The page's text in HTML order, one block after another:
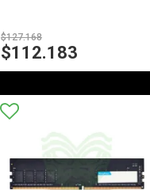
$127.168
$112.183